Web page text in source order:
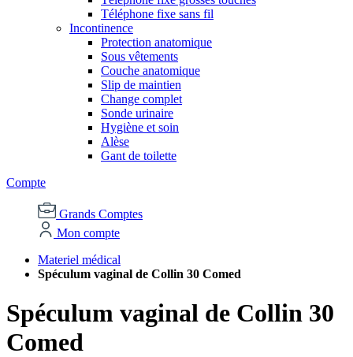
Téléphone fixe sans fil
Incontinence
Protection anatomique
Sous vêtements
Couche anatomique
Slip de maintien
Change complet
Sonde urinaire
Hygiène et soin
Alèse
Gant de toilette
Compte
Grands Comptes
Mon compte
Materiel médical
Spéculum vaginal de Collin 30 Comed
Spéculum vaginal de Collin 30
Comed